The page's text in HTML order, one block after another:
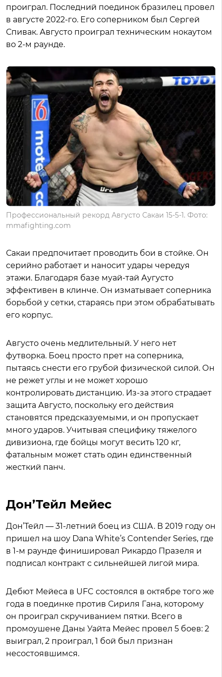
проиграл. Последний поединок бразилец провел
в августе 2022-го. Его соперником был Сергей
Спивак. Августо проиграл техническим нокаутом
во 2-м раунде.
Профессиональный рекорд Августо Сакаи 15-5-1. Фото:
mmafighting.com
Сакаи предпочитает проводить бои в стойке. Он
серийно работает и наносит удары чередуя
этажи. Благодаря базе муай-тай Аугусто
эффективен в клинче. Он изматывает соперника
борьбой у сетки, стараясь при этом обрабатывать
его корпус.
Августо очень медлительный. У него нет
футворка. Боец просто прет на соперника,
пытаясь снести его грубой физической силой. Он
не режет углы и не может хорошо
контролировать дистанцию. Из-за этого страдает
защита Августо, поскольку его действия
становятся предсказуемыми, и он пропускает
много ударов. Учитывая специфику тяжелого
дивизиона, где бойцы могут весить 120 кг,
фатальным может стать один единственный
жесткий панч.
Дон’Тейл Мейес
Дон’Тейл — 31-летний боец из США. В 2019 году он
пришел на шоу Dana White’s Contender Series, где
в 1-м раунде финишировал Рикардо Празеля и
подписал контракт с сильнейшей лигой мира.
Дебют Мейеса в UFC состоялся в октябре того же
года в поединке против Сириля Гана, которому
он проиграл скручиванием пятки. Всего в
промоушене Даны Уайта Мейес провел 5 боев: 2
выиграл, 2 проиграл, 1 бой был признан
несостоявшимся.